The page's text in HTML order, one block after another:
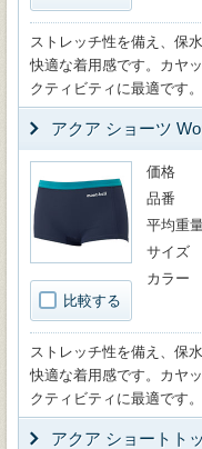
ストレッチ性を備え、保
快適な着用感です。カヤ
クティビティに最適です。
アクア ショーツ
比較する
価格
品番
平均重
サイズ
カラー
ストレッチ性を備え、保
快適な着用感です。カヤ
クティビティに最適です。
アクア ショートト